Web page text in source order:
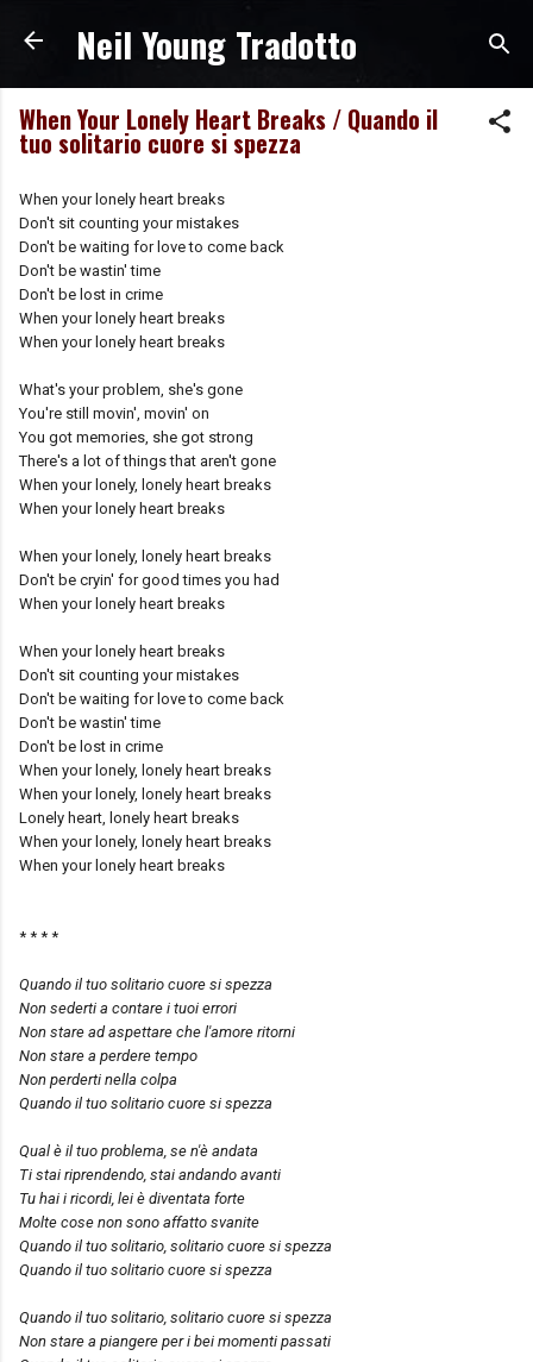
Passa ai contenuti principali
Neil Young Tradotto
When Your Lonely Heart Breaks / Quando il
tuo solitario cuore si spezza
When your lonely heart breaks
Don't sit counting your mistakes
Don't be waiting for love to come back
Don't be wastin' time
Don't be lost in crime
When your lonely heart breaks
When your lonely heart breaks
What's your problem, she's gone
You're still movin', movin' on
You got memories, she got strong
There's a lot of things that aren't gone
When your lonely, lonely heart breaks
When your lonely heart breaks
When your lonely, lonely heart breaks
Don't be cryin' for good times you had
When your lonely heart breaks
When your lonely heart breaks
Don't sit counting your mistakes
Don't be waiting for love to come back
Don't be wastin' time
Don't be lost in crime
When your lonely, lonely heart breaks
When your lonely, lonely heart breaks
Lonely heart, lonely heart breaks
When your lonely, lonely heart breaks
When your lonely heart breaks
* * * *
Quando il tuo solitario cuore si spezza
Non sederti a contare i tuoi errori
Non stare ad aspettare che l'amore ritorni
Non stare a perdere tempo
Non perderti nella colpa
Quando il tuo solitario cuore si spezza
Qual è il tuo problema, se n'è andata
Ti stai riprendendo, stai andando avanti
Tu hai i ricordi, lei è diventata forte
Molte cose non sono affatto svanite
Quando il tuo solitario, solitario cuore si spezza
Quando il tuo solitario cuore si spezza
Quando il tuo solitario, solitario cuore si spezza
Non stare a piangere per i bei momenti passati